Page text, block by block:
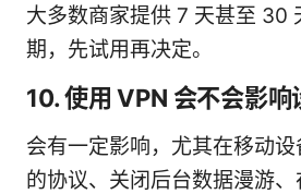
大多数商家提供 7 天甚至 30
期，先试用再决定。
10. 使用 VPN 会不会影响
会有一定影响，尤其在移动
的协议、关闭后台数据漫游